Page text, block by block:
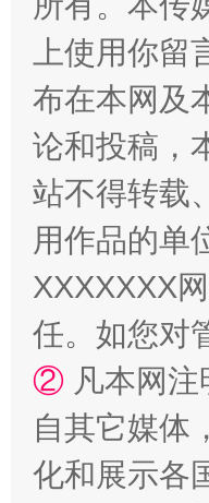
站台名比不上
上使用你
布在本网及
论和投稿，
站不得转载
用作品的单
XXXXXXX
任。如您对
② 凡本网
自其它媒体
化和展示各